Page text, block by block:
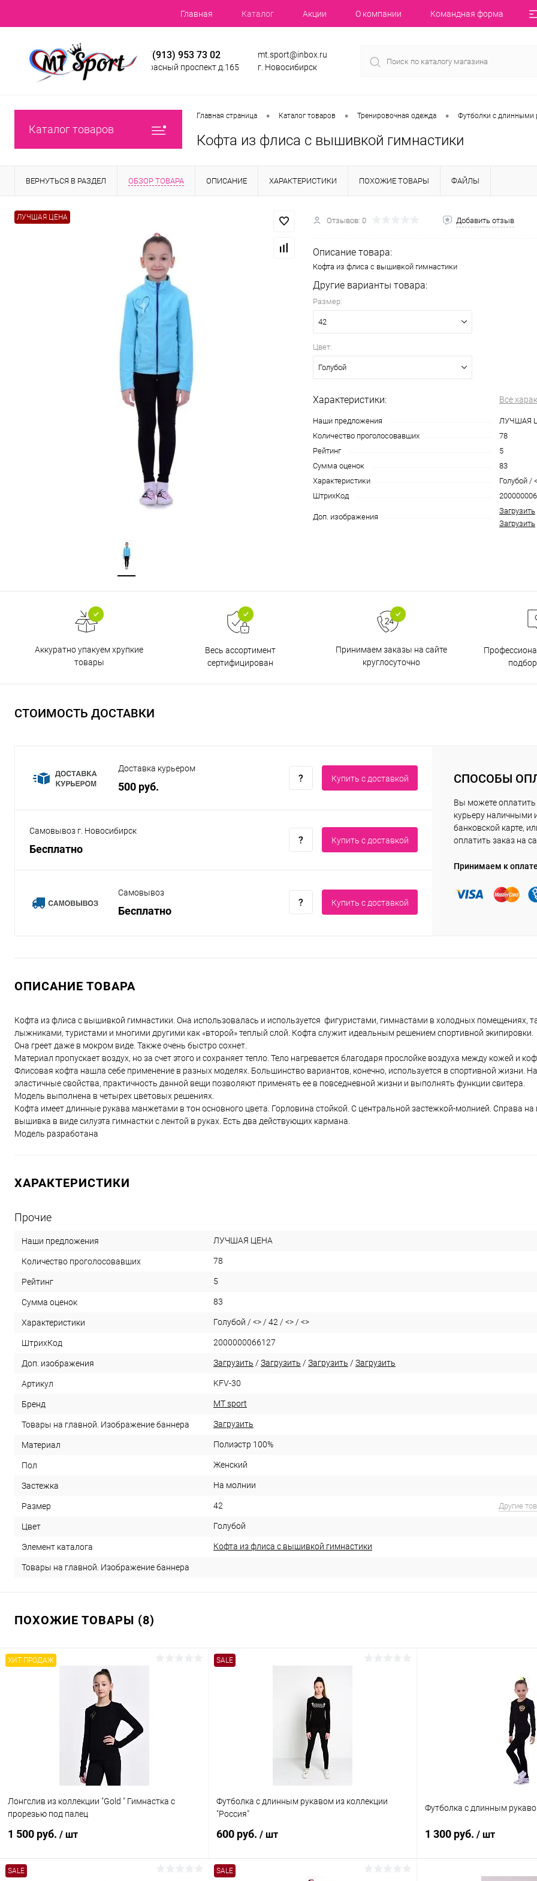
Главная Каталог Акции О компании Командная форма
+7(913) 953 73 02
Красный проспект д.165
mt.sport@inbox.ru
г. Новосибирск
Каталог товаров
Главная страница • Каталог товаров • Тренировочная одежда • Футболки с длинными
Кофта из флиса с вышивкой гимнастики
ВЕРНУТЬСЯ В РАЗДЕЛ ОБЗОР ТОВАРА ОПИСАНИЕ ХАРАКТЕРИСТИКИ ПОХОЖИЕ ТОВАРЫ ФАЙЛЫ
ЛУЧШАЯ ЦЕНА Отзывов: 0 Добавить отзыв
Описание товара:
Кофта из флиса с вышивкой гимнастики
Другие варианты товара:
Размер:
42
Цвет:
Голубой
Характеристики: Все
Наши предложения
ЛУЧШАЯ
Количество проголосовавших
78
Рейтинг
5
Сумма оценок
83
Характеристики
Голубой /
ШтрихКод
Доп. изображения
Загрузить
Загрузить
Аккуратно упакуем хрупкие
товары
Весь ассортимент
сертифицирован
Принимаем заказы на сайте
круглосуточно
СТОИМОСТЬ ДОСТАВКИ
Доставка курьером
500 руб.
Купить c доставкой
Самовывоз г. Новосибирск
Бесплатно
Купить c доставкой
Самовывоз
Бесплатно
Купить c доставкой
СПОСОБЫ
Вы можете оплатить
курьеру наличными
банковской карте,
оплатить заказ на
Принимаем к
ОПИСАНИЕ ТОВАРА
Кофта из флиса с вышивкой гимнастики. Она использовалась и используется фигуристами, гимнастами в холодных помещениях,
лыжниками, туристами и многими другими как «второй» теплый слой. Кофта служит идеальным решением спортивной экипировки.
Она греет даже в мокром виде. Также очень быстро сохнет.
Материал пропускает воздух, но за счет этого и сохраняет тепло. Тело нагревается благодаря прослойке воздуха между кожей и
Флисовая кофта нашла себе применение в разных моделях. Большинство вариантов, конечно, используется в спортивной жизни.
эластичные свойства, практичность данной вещи позволяют применять ее в повседневной жизни и выполнять функции свитера.
Модель выполнена в четырех цветовых решениях.
Кофта имеет длинные рукава манжетами в тон основного цвета. Горловина стойкой. С центральной застежкой-молнией. Справа
вышивка в виде силуэта гимнастки с лентой в руках. Есть два действующих кармана.
Модель разработана
ХАРАКТЕРИСТИКИ
Прочие
Наши предложения ЛУЧШАЯ ЦЕНА
Количество проголосовавших 78
Рейтинг 5
Сумма оценок 83
Характеристики Голубой / <> / 42 / <> / <>
ШтрихКод 2000000066127
Доп. изображения Загрузить / Загрузить / Загрузить / Загрузить
Артикул KFV-30
Бренд MT sport
Товары на главной. Изображение баннера Загрузить
Материал Полиэстр 100%
Пол Женский
Застежка На молнии
Размер 42 Другие
Цвет Голубой
Элемент каталога Кофта из флиса с вышивкой гимнастики
Товары на главной. Изображение баннера
ПОХОЖИЕ ТОВАРЫ (8)
ХИТ ПРОДАЖ
Лонгслив из коллекции "Gold " Гимнастка с
прорезью под палец
1 500 руб. / шт
SALE
Футболка с длинным рукавом из коллекции
"Россия"
600 руб. / шт
Футболка с длинным
1 300 руб. / шт
SALE SALE